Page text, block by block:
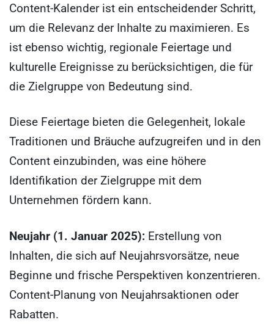
Content-Kalender ist ein entscheidender Schritt,
um die Relevanz der Inhalte zu maximieren. Es
ist ebenso wichtig, regionale Feiertage und
kulturelle Ereignisse zu berücksichtigen, die für
die Zielgruppe von Bedeutung sind.
Diese Feiertage bieten die Gelegenheit, lokale
Traditionen und Bräuche aufzugreifen und in den
Content einzubinden, was eine höhere
Identifikation der Zielgruppe mit dem
Unternehmen fördern kann.
Neujahr (1. Januar 2025): Erstellung von
Inhalten, die sich auf Neujahrsvorsätze, neue
Beginne und frische Perspektiven konzentrieren.
Content-Planung von Neujahrsaktionen oder
Rabatten.